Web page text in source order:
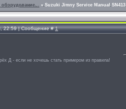
оборудование... » Suzuki Jimny Service Manual SN413
22:59 | Сообщение #1
Д - если не хочешь стать примером из правила!